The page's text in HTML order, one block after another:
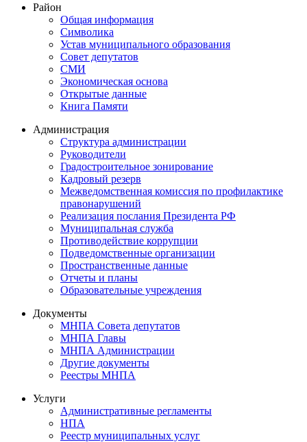
Район
Общая информация
Символика
Устав муниципального образования
Совет депутатов
СМИ
Экономическая основа
Открытые данные
Книга Памяти
Администрация
Структура администрации
Руководители
Градостроительное зонирование
Кадровый резерв
Межведомственная комиссия по профилактике
правонарушений
Реализация послания Президента РФ
Муниципальная служба
Противодействие коррупции
Подведомственные организации
Пространственные данные
Отчеты и планы
Образовательные учреждения
Документы
МНПА Совета депутатов
МНПА Главы
МНПА Администрации
Другие документы
Реестры МНПА
Услуги
Административные регламенты
НПА
Реестр муниципальных услуг